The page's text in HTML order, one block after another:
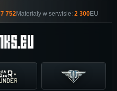
7 752Materiały w serwisie: 2 300EU